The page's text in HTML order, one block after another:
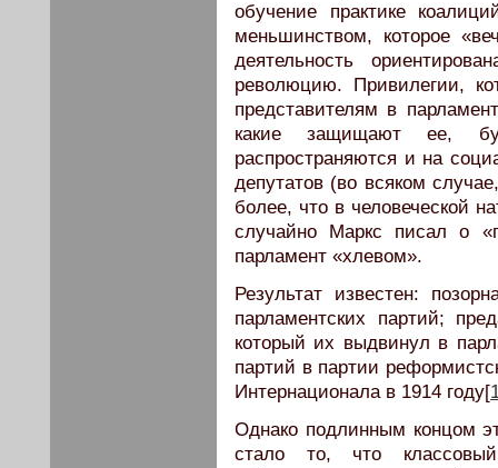
обучение практике
меньшинством, которое
деятельность
революцию. Привилегии,
представителям в
какие защищают ее,
распространяются и на
депутатов (во всяком
более, что в человеческой
случайно Маркс писал о
парламент «хлевом».
Результат известен:
парламентских партий;
который их выдвинул в
партий в партии
Интернационала в 1914 году[
Однако подлинным концом
стало то, что